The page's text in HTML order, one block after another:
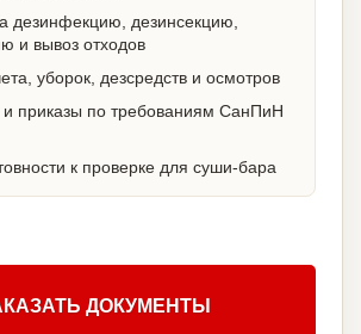
дезинфекцию, дезинсекцию,
и вывоз отходов
уборок, дезсредств и осмотров
и приказы по требованиям СанПиН
к проверке для суши-бара
ДОКУМЕНТЫ